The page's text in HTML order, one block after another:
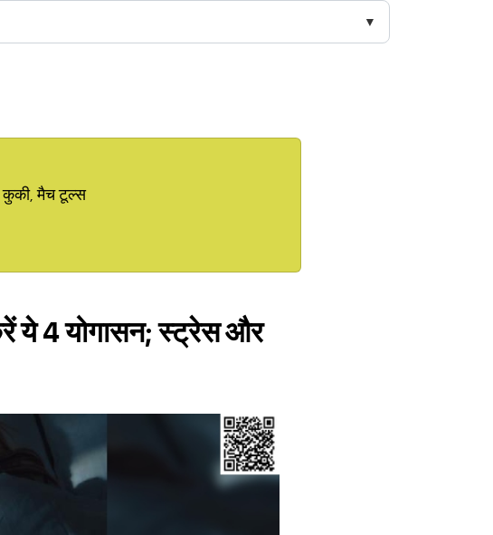
कुकी, मैच टूल्स
ये 4 योगासन; स्ट्रेस और